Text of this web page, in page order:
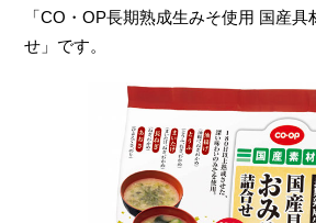
「CO・OP長期熟成生みそ使用 国産
せ」です。